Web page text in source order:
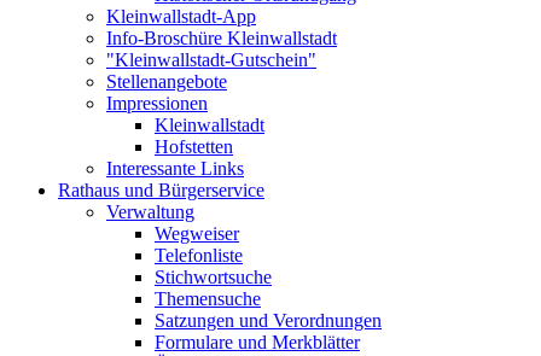
Kleinwallstadt-App
Info-Broschüre Kleinwallstadt
"Kleinwallstadt-Gutschein"
Stellenangebote
Impressionen
Kleinwallstadt
Hofstetten
Interessante Links
Rathaus und Bürgerservice
Verwaltung
Wegweiser
Telefonliste
Stichwortsuche
Themensuche
Satzungen und Verordnungen
Formulare und Merkblätter